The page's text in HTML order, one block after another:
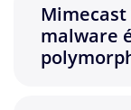
malware